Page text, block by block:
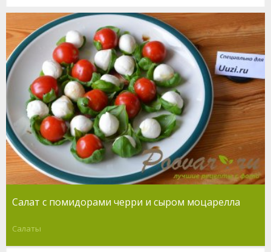
Салат с помидорами черри и сыром моцарелла
Салаты